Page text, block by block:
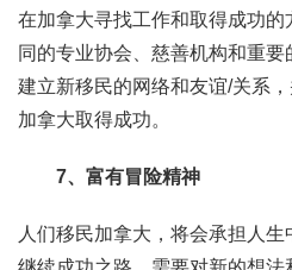
在加拿大寻找工作和取得成功
同的专业协会、慈善机构和重
建立新移民的网络和友谊/关系
加拿大取得成功。
7、富有冒险精神
人们移民加拿大，将会承担人